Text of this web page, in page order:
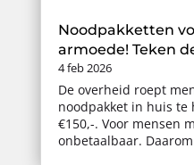
Noodpakketten
armoede! Teken
4 feb 2026
De overheid roept
noodpakket in huis te
€150,-. Voor mensen
onbetaalbaar.